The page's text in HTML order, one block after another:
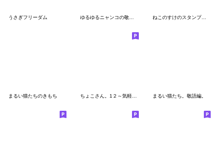
うさぎフリーダム ねこのすけのスタンプ（家族連絡用）
まるい猫たちのきもち ちょこさん。1２～気軽なあいさつ～ まるい猫たち。敬語編。